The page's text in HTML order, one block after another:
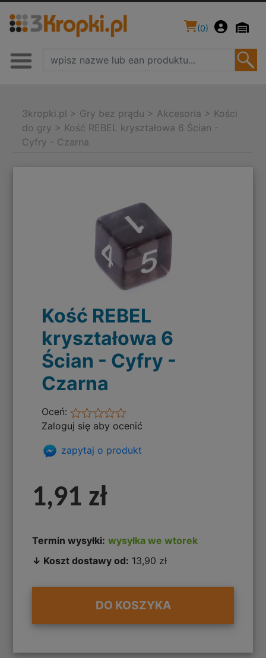
(0)
3kropki.pl > Gry bez prądu > Akcesoria > Kości
do gry > Kość REBEL kryształowa 6 Ścian -
Cyfry - Czarna
Kość REBEL
kryształowa 6
Ścian - Cyfry -
Czarna
Oceń:
Zaloguj się aby ocenić
zapytaj o produkt
1,91 zł
Termin wysyłki: wysyłka we wtorek
↓ Koszt dostawy od: 13,90 zł
DO KOSZYKA